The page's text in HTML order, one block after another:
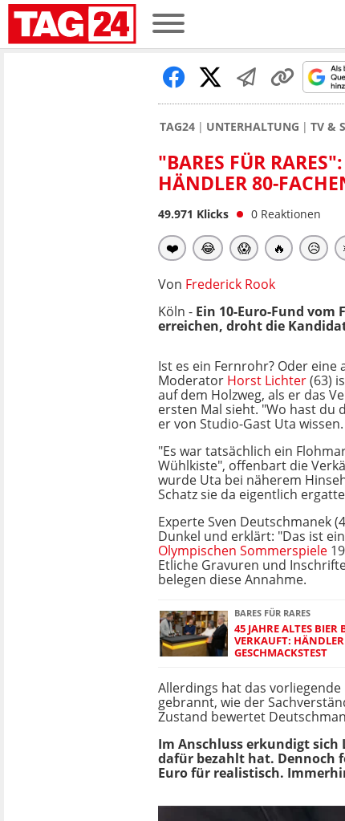
TAG24 UNTERHALTUNG TV &
"BARES FÜR
HÄNDLER 80-
49.971 Klicks 0 Reaktionen
❤️ 😂 😱 🔥 😥
Von Frederick Rook
Köln - Ein 10-Euro-Fund
erreichen, droht die
Ist es ein Fernrohr? Oder eine
Moderator Horst Lichter(63)
auf dem Holzweg, als er das
ersten Mal sieht. "Wo hast du
er von Studio-Gast Uta wissen.
"Es war tatsächlich ein
Wühlkiste", offenbart die
wurde Uta bei näherem
Schatz sie da eigentlich
Experte Sven Deutschmanek
Dunkel und erklärt: "Das ist
Olympischen Sommerspiele
Etliche Gravuren und
belegen diese Annahme.
BARES FÜR RARES
45 JAHRE ALTES BIER
VERKAUFT:
GESCHMACKSTEST
Allerdings hat das vorliegende
gebrannt, wie der
Zustand bewertet
Im Anschluss erkundigt sich
dafür bezahlt hat. Dennoch
Euro für realistisch.